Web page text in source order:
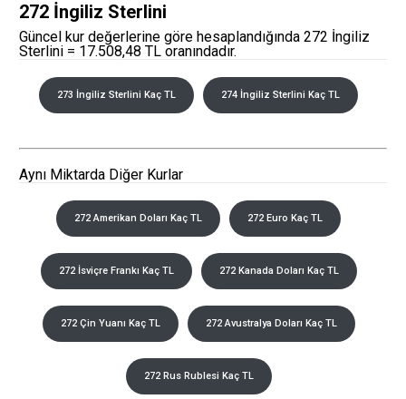
272 İngiliz Sterlini
Güncel kur değerlerine göre hesaplandığında 272 İngiliz
Sterlini = 17.508,48 TL oranındadır.
273 İngiliz Sterlini Kaç TL 274 İngiliz Sterlini Kaç TL
Aynı Miktarda Diğer Kurlar
272 Amerikan Doları Kaç TL 272 Euro Kaç TL
272 İsviçre Frankı Kaç TL 272 Kanada Doları Kaç TL
272 Çin Yuanı Kaç TL 272 Avustralya Doları Kaç TL
272 Rus Rublesi Kaç TL